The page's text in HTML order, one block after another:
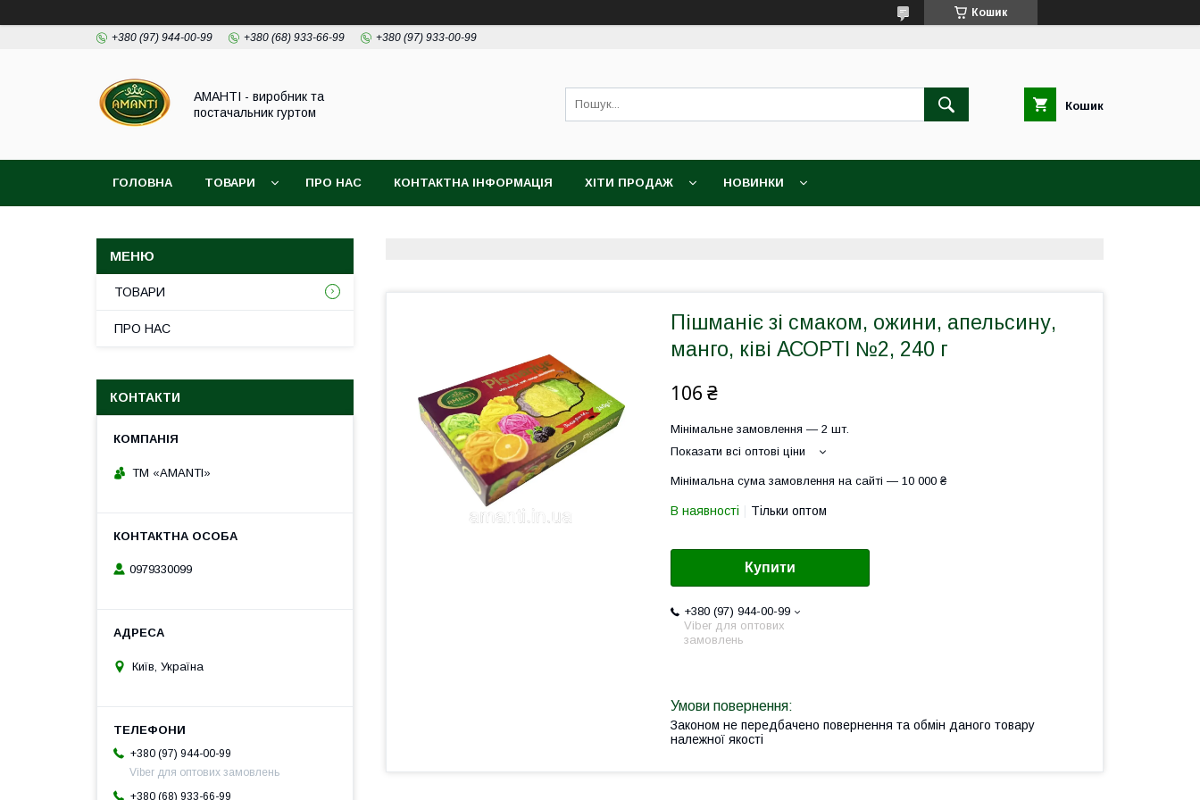
Кошик
+380 (97) 944-00-99 +380 (68) 933-66-99 +380 (97) 933-00-99
АМАНТІ - виробник та
постачальник гуртом
Кошик
ГОЛОВНА ТОВАРИ ПРО НАС КОНТАКТНА ІНФОРМАЦІЯ ХІТИ ПРОДАЖ НОВИНКИ
Пішманіє зі смаком, ожини, апельсину,
манго, ківі АСОРТІ №2, 240 г
106 ₴
Мінімальне замовлення — 2 шт.
Показати всі оптові ціни
Мінімальна сума замовлення на сайті — 10 000 ₴
В наявності Тільки оптом
Купити
+380 (97) 944-00-99
Viber для оптових
замовлень
Законом не передбачено повернення та обмін даного товару
належної якості
ТОВАРИ
ПРО НАС
КОНТАКТИ
TM «AMANTI»
0979330099
Київ, Україна
+380 (97) 944-00-99
Viber для оптових замовлень
+380 (68) 933-66-99